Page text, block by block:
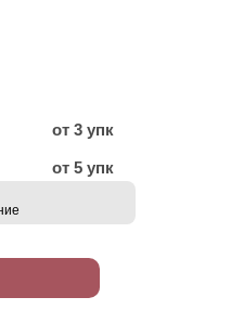
от 3 упк
от 5 упк